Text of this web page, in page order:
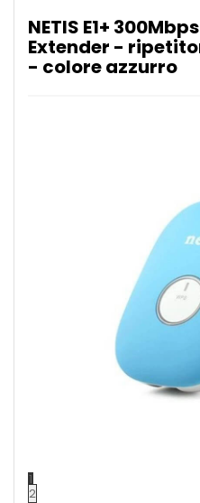
NETIS E1+
Extender -
- colore azzurro
1
2